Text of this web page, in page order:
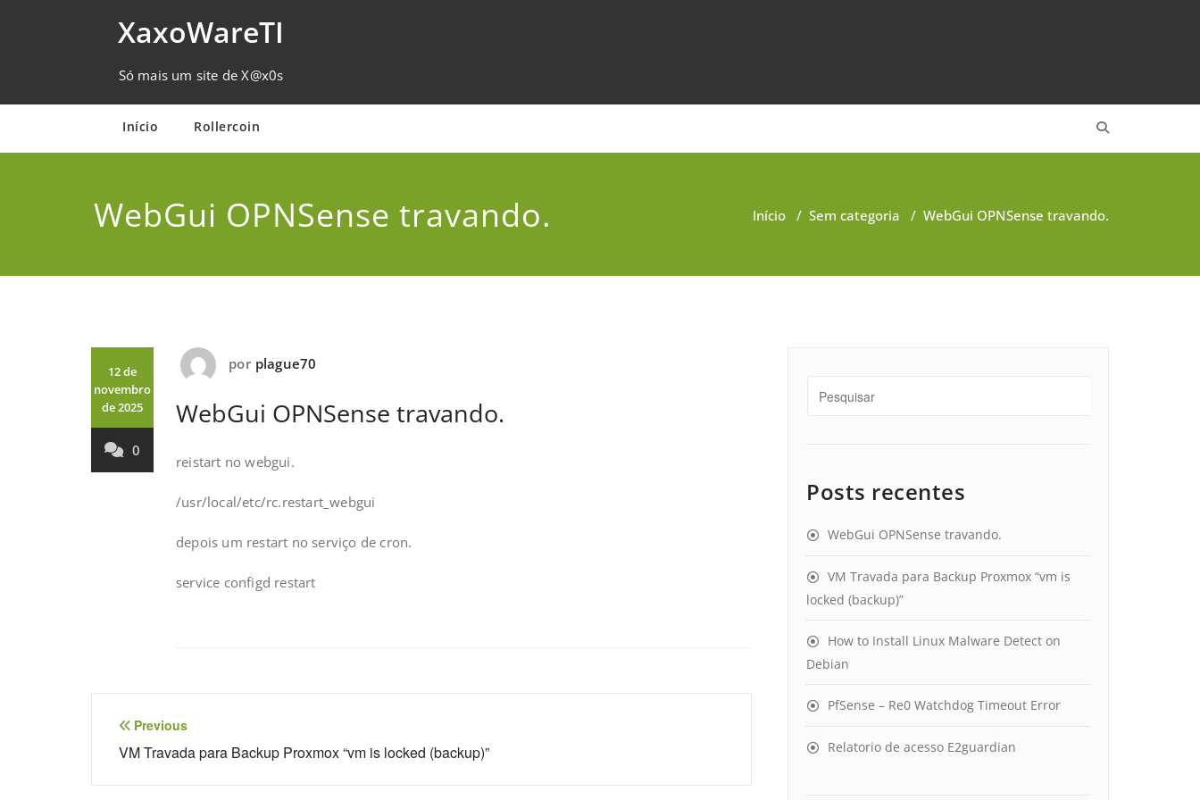
XaxoWareTI
Só mais um site de X@x0s
Início Rollercoin
WebGui OPNSense travando. Início / Sem categoria / WebGui OPNSense travando.
12 de
novembro
de 2025
0
por plague70
WebGui OPNSense travando.
reistart no webgui.
/usr/local/etc/rc.restart_webgui
depois um restart no serviço de cron.
service configd restart
Navegação
de
Previous
VM Travada para Backup Proxmox “vm is locked (backup)”
Posts recentes
WebGui OPNSense travando.
VM Travada para Backup Proxmox “vm is
locked (backup)”
How to Install Linux Malware Detect on
Debian
PfSense – Re0 Watchdog Timeout Error
Relatorio de acesso E2guardian